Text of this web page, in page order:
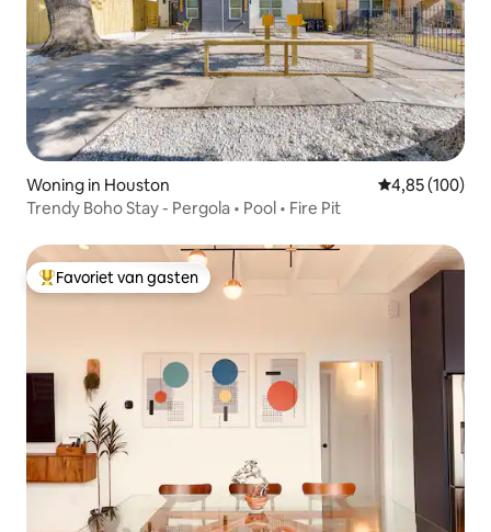
Woning in Houston Gemiddelde
4,85 (100)
Trendy Boho Stay - Pergola • Pool • Fire Pit
Topfavoriet van gasten
Favoriet van gasten